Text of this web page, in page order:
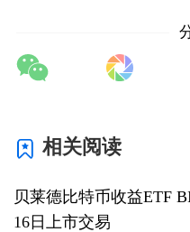
相关阅读
贝莱德比特币收益ETF
16日上市交易